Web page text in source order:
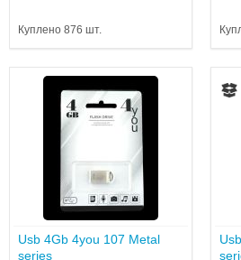
Куплено 876 шт.
Usb 4Gb 4you 107 Metal
series